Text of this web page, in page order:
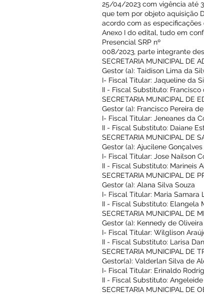
25/04/2023 com vigência até
que tem por objeto aquisição
acordo com as especificações
Anexo I do edital, tudo em
Presencial SRP nº
008/2023, parte integrante
SECRETARIA MUNICIPAL DE
Gestor (a): Taidison Lima da
I- Fiscal Titular: Jaqueline da
II - Fiscal Substituto: Francisco
SECRETARIA MUNICIPAL DE
Gestor (a): Francisco Pereira
I- Fiscal Titular: Jeneanes da
II - Fiscal Substituto: Daiane
SECRETARIA MUNICIPAL DE
Gestor (a): Ajucilene
I- Fiscal Titular: Jose Nailson
II - Fiscal Substituto: Marineis
SECRETARIA MUNICIPAL DE
Gestor (a): Alana Silva Souza
I- Fiscal Titular: Maria Samara
II - Fiscal Substituto: Elangela
SECRETARIA MUNICIPAL DE
Gestor (a): Kennedy de
I- Fiscal Titular: Wilglison
II - Fiscal Substituto: Larisa
SECRETARIA MUNICIPAL DE
Gestor(a): Valderlan Silva de
I- Fiscal Titular: Erinaldo
II - Fiscal Substituto:
SECRETARIA MUNICIPAL DE